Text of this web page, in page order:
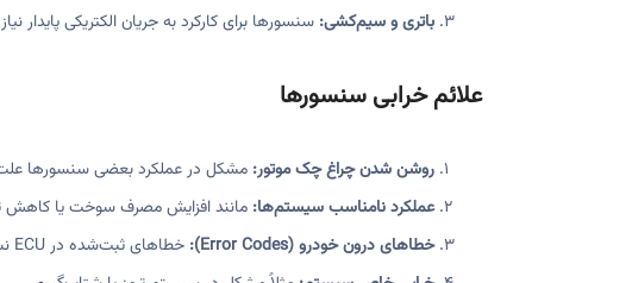
باتری و سیم‌کشی: سنسورها برای کارکرد به جریان الکتریکی پایدار
علائم خرابی سنسورها
روشن شدن چراغ چک موتور: مشکل در عملکرد بعضی سنسورها
عملکرد نامناسب سیستم‌ها: مانند افزایش مصرف سوخت یا کاهش
خطاهای درون خودرو (Error Codes):
خطاهای ثبت‌شده در ECU نشان‌دهنده خرابی حسگرها هستند.